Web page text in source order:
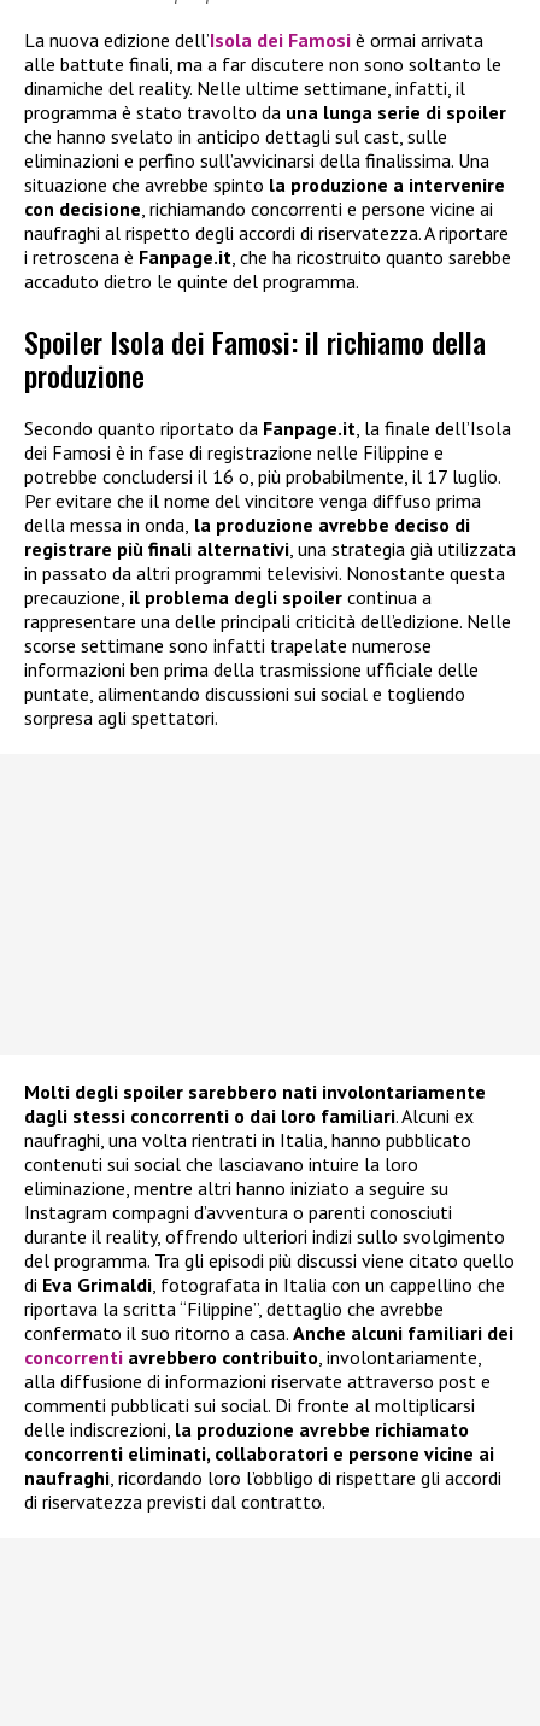
La nuova edizione dell’Isola dei Famosi è ormai arrivata
alle battute finali, ma a far discutere non sono soltanto le
dinamiche del reality. Nelle ultime settimane, infatti, il
programma è stato travolto da una lunga serie di spoiler
che hanno svelato in anticipo dettagli sul cast, sulle
eliminazioni e perfino sull’avvicinarsi della finalissima. Una
situazione che avrebbe spinto la produzione a intervenire
con decisione, richiamando concorrenti e persone vicine ai
naufraghi al rispetto degli accordi di riservatezza. A riportare
i retroscena è Fanpage.it, che ha ricostruito quanto sarebbe
accaduto dietro le quinte del programma.
Spoiler Isola dei Famosi: il richiamo della
produzione
Secondo quanto riportato da Fanpage.it, la finale dell’Isola
dei Famosi è in fase di registrazione nelle Filippine e
potrebbe concludersi il 16 o, più probabilmente, il 17 luglio.
Per evitare che il nome del vincitore venga diffuso prima
della messa in onda, la produzione avrebbe deciso di
registrare più finali alternativi, una strategia già utilizzata
in passato da altri programmi televisivi. Nonostante questa
precauzione, il problema degli spoiler continua a
rappresentare una delle principali criticità dell’edizione. Nelle
scorse settimane sono infatti trapelate numerose
informazioni ben prima della trasmissione ufficiale delle
puntate, alimentando discussioni sui social e togliendo
sorpresa agli spettatori.
Molti degli spoiler sarebbero nati involontariamente
dagli stessi concorrenti o dai loro familiari. Alcuni ex
naufraghi, una volta rientrati in Italia, hanno pubblicato
contenuti sui social che lasciavano intuire la loro
eliminazione, mentre altri hanno iniziato a seguire su
Instagram compagni d’avventura o parenti conosciuti
durante il reality, offrendo ulteriori indizi sullo svolgimento
del programma. Tra gli episodi più discussi viene citato quello
di Eva Grimaldi, fotografata in Italia con un cappellino che
riportava la scritta “Filippine”, dettaglio che avrebbe
confermato il suo ritorno a casa. Anche alcuni familiari dei
concorrenti avrebbero contribuito, involontariamente,
alla diffusione di informazioni riservate attraverso post e
commenti pubblicati sui social. Di fronte al moltiplicarsi
delle indiscrezioni, la produzione avrebbe richiamato
concorrenti eliminati, collaboratori e persone vicine ai
naufraghi, ricordando loro l’obbligo di rispettare gli accordi
di riservatezza previsti dal contratto.